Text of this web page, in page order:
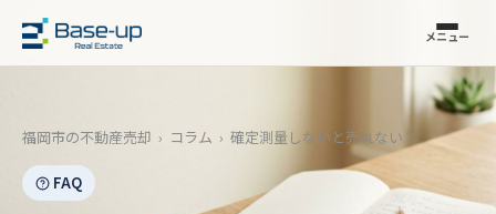
メニュー
福岡市の不動産売却 › コラム › 確定測量しないと売れない？
FAQ